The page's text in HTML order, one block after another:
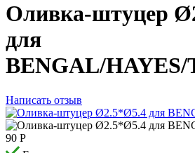
Оливка-штуцер
для
BENGAL/
Написать отзыв
90 Р